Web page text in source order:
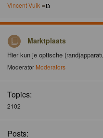
Vincent Vuik
Marktplaats
Hier kun je optische
Moderator Moderators
Topics:
2102
Posts: